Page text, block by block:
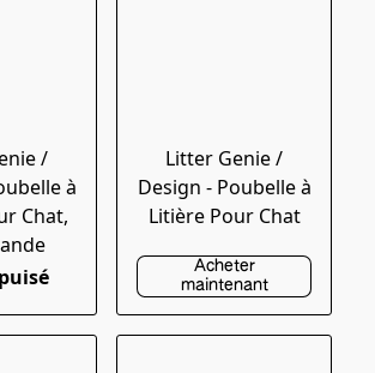
/
à
Chat,
Litter Genie /
Design - Poubelle à
Litière Pour Chat
Acheter
maintenant